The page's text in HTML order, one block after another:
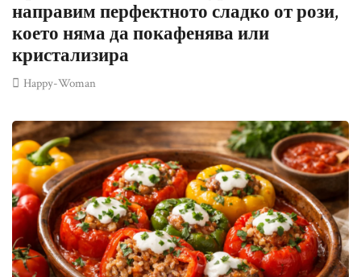
направим перфектното сладко от рози,
което няма да покафенява или
кристализира
Happy-Woman